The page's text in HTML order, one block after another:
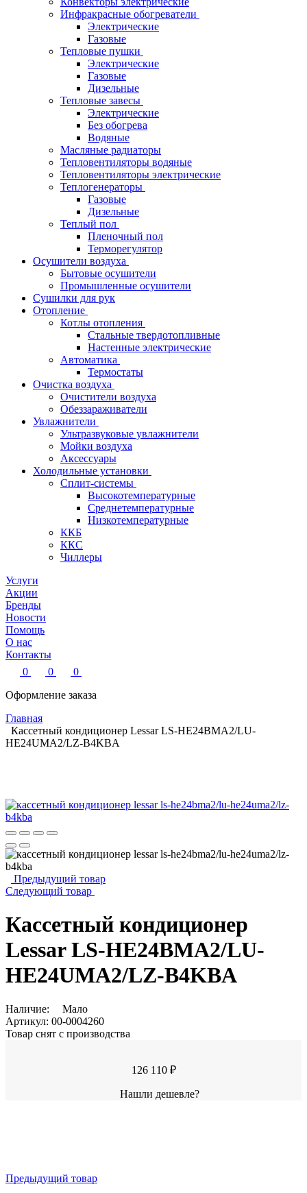
Инфракрасные обогреватели
Электрические
Газовые
Тепловые пушки
Электрические
Газовые
Дизельные
Тепловые завесы
Электрические
Без обогрева
Водяные
Масляные радиаторы
Тепловентиляторы водяные
Тепловентиляторы электрические
Теплогенераторы
Газовые
Дизельные
Теплый пол
Пленочный пол
Терморегулятор
Осушители воздуха
Бытовые осушители
Промышленные осушители
Сушилки для рук
Отопление
Котлы отопления
Стальные твердотопливные
Настенные электрические
Автоматика
Термостаты
Очистка воздуха
Очистители воздуха
Обеззараживатели
Увлажнители
Ультразвуковые увлажнители
Мойки воздуха
Аксессуары
Холодильные установки
Сплит-системы
Высокотемпературные
Среднетемпературные
Низкотемпературные
ККБ
ККС
Чиллеры
Услуги
Акции
Бренды
Новости
Помощь
О нас
Контакты
0
0
0
Оформление заказа
Главная
Кассетный кондиционер Lessar LS-HE24BMA2/LU-
HE24UMA2/LZ-B4KBA
Предыдущий товар
Следующий товар
Кассетный кондиционер
Lessar LS-HE24BMA2/LU-
HE24UMA2/LZ-B4KBA
Наличие:
Мало
Артикул: 00-0004260
Товар снят с производства
126 110 ₽
Нашли дешевле?
Предыдущий товар